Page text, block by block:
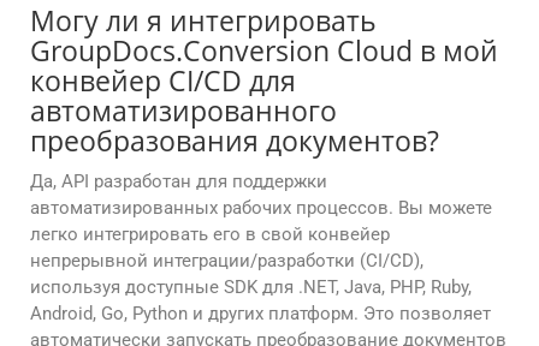
Могу ли я интегрировать
GroupDocs.Conversion Cloud в мой
конвейер CI/CD для
автоматизированного
преобразования документов?
Да, API разработан для поддержки
автоматизированных рабочих процессов. Вы можете
легко интегрировать его в свой конвейер
непрерывной интеграции/разработки (CI/CD),
используя доступные SDK для .NET, Java, PHP, Ruby,
Android, Go, Python и других платформ. Это позволяет
автоматически запускать преобразование документов